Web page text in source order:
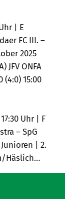
| E
FC III. –
2025
JFV ONFA
15:00
Uhr | F
– SpG
| 2.
Häslich…